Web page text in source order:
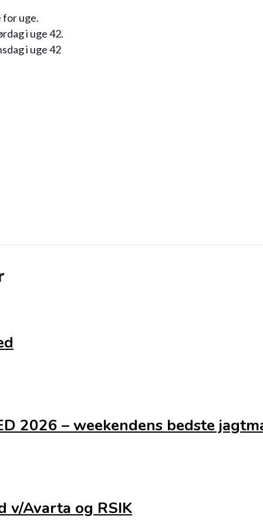
uge.
i uge 42.
i uge 42
2026 – weekendens bedste
v/Avarta og RSIK